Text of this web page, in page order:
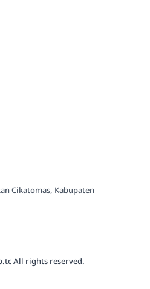
Cikatomas, Kabupaten
All rights reserved.